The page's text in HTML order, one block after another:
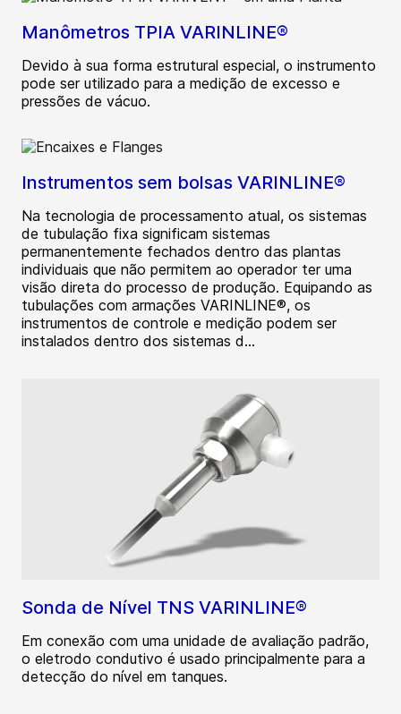
Manômetros TPIA VARINLINE®
Devido à sua forma estrutural especial, o instrumento
pode ser utilizado para a medição de excesso e
pressões de vácuo.
Instrumentos sem bolsas VARINLINE®
Na tecnologia de processamento atual, os sistemas
de tubulação fixa significam sistemas
permanentemente fechados dentro das plantas
individuais que não permitem ao operador ter uma
visão direta do processo de produção. Equipando as
tubulações com armações VARINLINE®, os
instrumentos de controle e medição podem ser
instalados dentro dos sistemas d...
Sonda de Nível TNS VARINLINE®
Em conexão com uma unidade de avaliação padrão,
o eletrodo condutivo é usado principalmente para a
detecção do nível em tanques.